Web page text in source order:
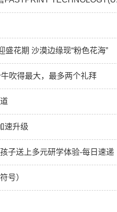
花期 沙漠边缘现“粉色花海”
吹得最大，最多两个礼拜
速升级
子送上多元研学体验-每日速递
号）